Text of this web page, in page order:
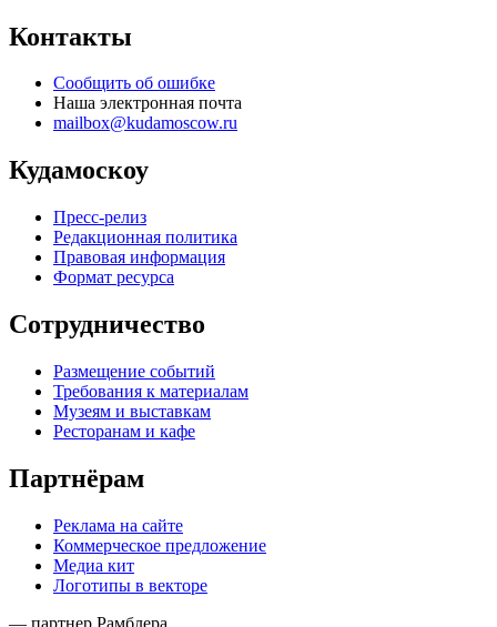
Контакты
Сообщить об ошибке
Наша электронная почта
mailbox@kudamoscow.ru
Кудамоскоу
Пресс-релиз
Редакционная политика
Правовая информация
Формат ресурса
Сотрудничество
Размещение событий
Требования к материалам
Музеям и выставкам
Ресторанам и кафе
Партнёрам
Реклама на сайте
Коммерческое предложение
Медиа кит
Логотипы в векторе
— партнер Рамблера